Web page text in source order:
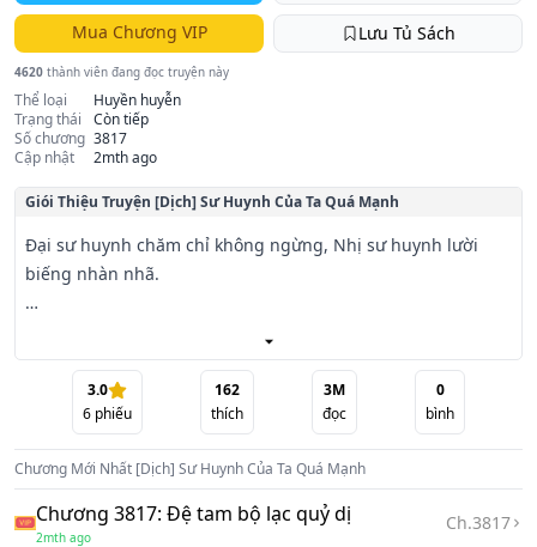
Mua Chương VIP Lưu Tủ Sách
4620 thành viên đang đọc truyện này
Thể loại
Huyền huyễn
Trạng thái
Còn tiếp
Số chương 3817
Cập nhật
2mth ago
Giói Thiệu Truyện [Dịch] Sư Huynh Của Ta Quá Mạnh
Đại sư huynh chăm chỉ không ngừng, Nhị sư huynh lười
biếng nhàn nhã.
là sỉ nhục của môn phái.
Mãi đến một ngày, tiểu sư muội phát hiện Nhị sư huynh
cũng rất mạnh
(Giới thiệu vắn tắt không khái quát được hết, mời nhảy hố
đọc truyện)
3.0
6 phiếu
162
thích
3M
đọc
0
bình
Chương Mới Nhất [Dịch] Sư Huynh Của Ta Quá Mạnh
Chương 3817: Đệ tam bộ lạc quỷ dị
2mth ago
Ch.3817